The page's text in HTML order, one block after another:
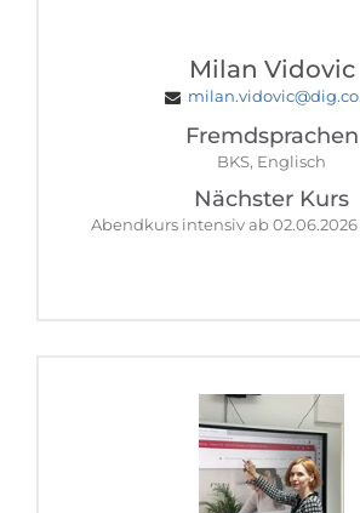
Milan Vidovic
Fremdsprachen
BKS, Englisch
Nächster Kurs
Abendkurs intensiv ab 02.06.2026